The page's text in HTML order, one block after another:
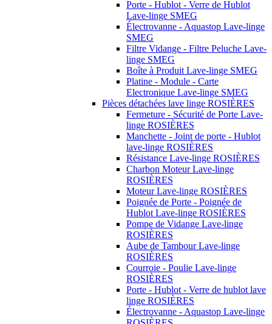
Porte - Hublot - Verre de Hublot
Lave-linge SMEG
Électrovanne - Aquastop Lave-linge
SMEG
Filtre Vidange - Filtre Peluche Lave-
linge SMEG
Boîte à Produit Lave-linge SMEG
Platine - Module - Carte
Electronique Lave-linge SMEG
Pièces détachées lave linge ROSIÈRES
Fermeture - Sécurité de Porte Lave-
linge ROSIÈRES
Manchette - Joint de porte - Hublot
lave-linge ROSIÈRES
Résistance Lave-linge ROSIÈRES
Charbon Moteur Lave-linge
ROSIÈRES
Moteur Lave-linge ROSIÈRES
Poignée de Porte - Poignée de
Hublot Lave-linge ROSIÈRES
Pompe de Vidange Lave-linge
ROSIÈRES
Aube de Tambour Lave-linge
ROSIÈRES
Courroie - Poulie Lave-linge
ROSIÈRES
Porte - Hublot - Verre de hublot lave
linge ROSIÈRES
Électrovanne - Aquastop Lave-linge